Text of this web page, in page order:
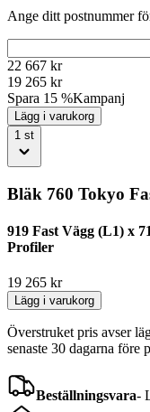
Ange ditt postnummer
22 667 kr
19 265 kr
Spara 15 %Kampanj
Lägg i varukorg
1 st
Bläk 760 Tokyo
919 Fast Vägg (L1) x
Profiler
19 265 kr
Lägg i varukorg
Överstruket pris avser
senaste 30 dagarna före
Beställningsvara-